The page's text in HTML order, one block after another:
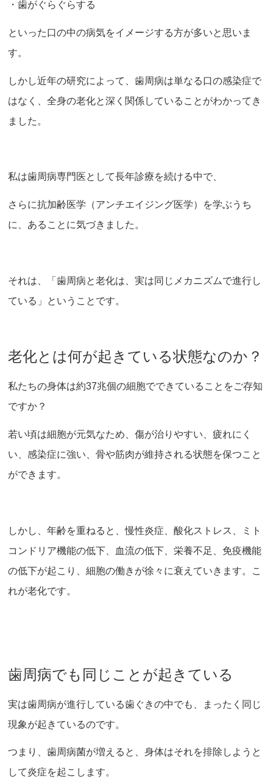
・歯がぐらぐらする
といった口の中の病気をイメージする方が多いと思いま
す。
しかし近年の研究によって、歯周病は単なる口の感染症で
はなく、全身の老化と深く関係していることがわかってき
ました。
私は歯周病専門医として長年診療を続ける中で、
さらに抗加齢医学（アンチエイジング医学）を学ぶうち
に、あることに気づきました。
それは、「歯周病と老化は、実は同じメカニズムで進行し
ている」ということです。
老化とは何が起きている状態なのか？
私たちの身体は約37兆個の細胞でできていることをご存知
ですか？
若い頃は細胞が元気なため、傷が治りやすい、疲れにく
い、感染症に強い、骨や筋肉が維持される状態を保つこと
ができます。
しかし、年齢を重ねると、慢性炎症、酸化ストレス、ミト
コンドリア機能の低下、血流の低下、栄養不足、免疫機能
の低下が起こり、細胞の働きが徐々に衰えていきます。こ
れが老化です。
歯周病でも同じことが起きている
実は歯周病が進行している歯ぐきの中でも、まったく同じ
現象が起きているのです。
つまり、歯周病菌が増えると、身体はそれを排除しようと
して炎症を起こします。